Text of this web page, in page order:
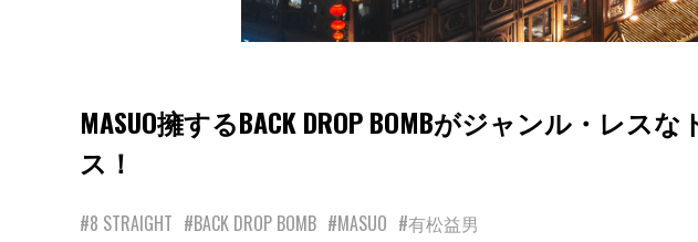
MASUO擁するBACK DROP BOMBがジャンル・レ
ス！
#8 STRAIGHT #BACK DROP BOMB #MASUO #有松益男